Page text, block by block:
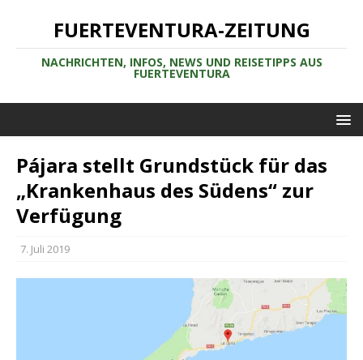
FUERTEVENTURA-ZEITUNG
NACHRICHTEN, INFOS, NEWS UND REISETIPPS AUS
FUERTEVENTURA
Pájara stellt Grundstück für das
„Krankenhaus des Südens“ zur
Verfügung
7. Juli 2019